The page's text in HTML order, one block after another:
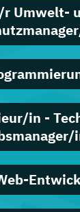
Umwelt-
in -